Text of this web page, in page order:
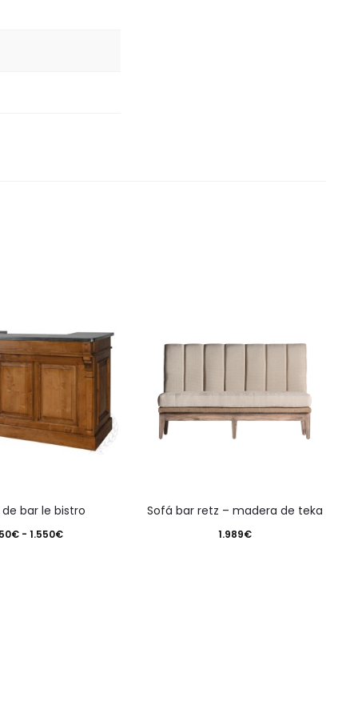
producto
de bar le bistro
€ - 1.550€Rango
sofá bar retz – madera de teka
1.989€